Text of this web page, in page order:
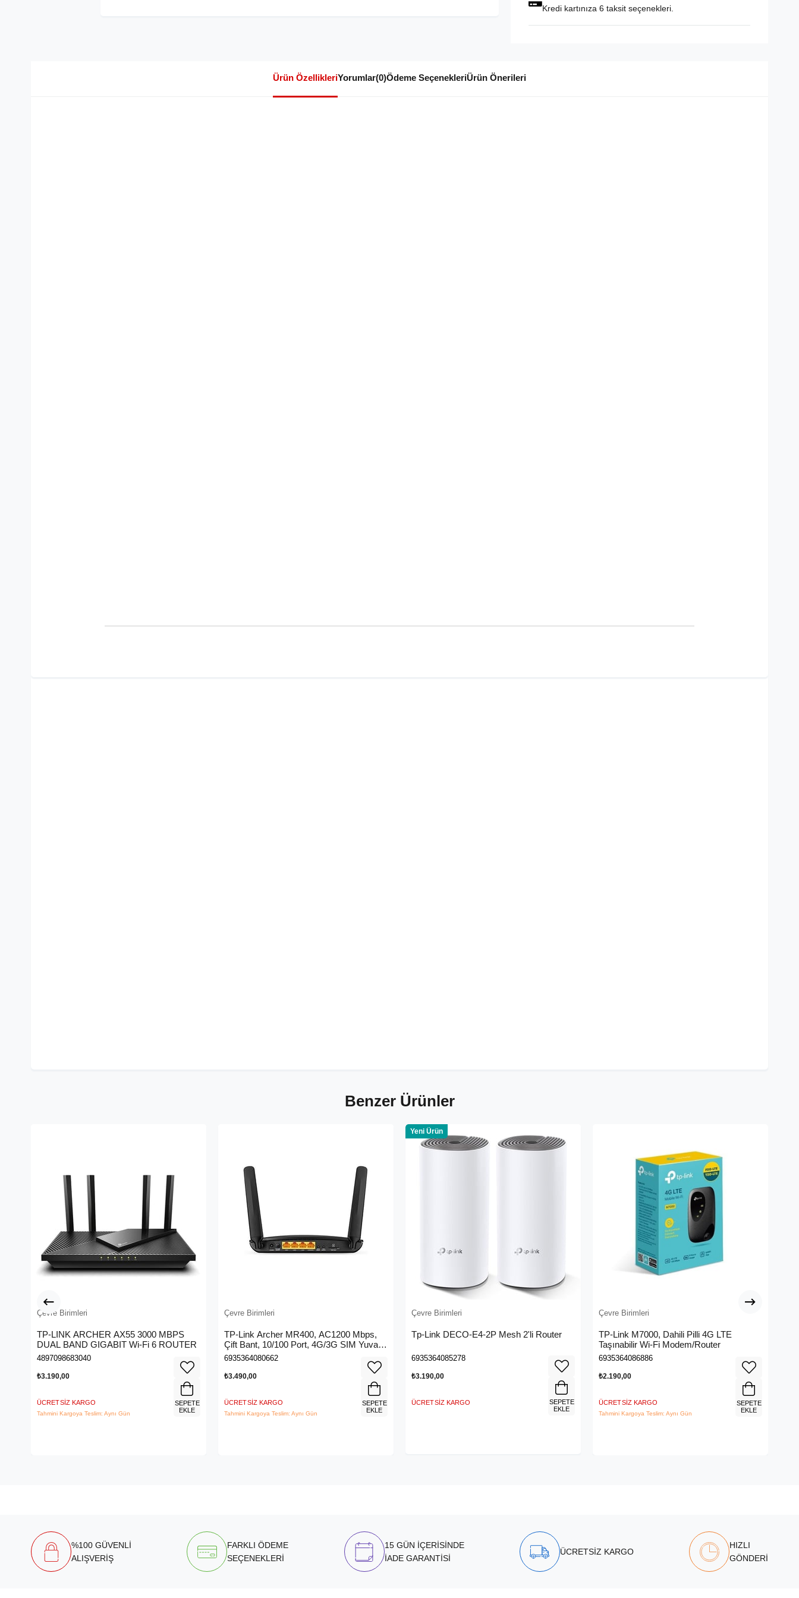
Kredi kartınıza 6 taksit seçenekleri.
Ürün ÖzellikleriYorumlar(0)Ödeme SeçenekleriÜrün Önerileri
Benzer Ürünler
Çevre Birimleri
TP-LINK ARCHER AX55 3000 MBPS
DUAL BAND GIGABIT Wi-Fi 6 ROUTER
4897098683040
₺3.190,00
ÜCRETSIZ KARGO
Tahmini Kargoya Teslim: Aynı Gün
SEPETE
EKLE
Çevre Birimleri
TP-Link Archer MR400, AC1200 Mbps,
Çift Bant, 10/100 Port, 4G/3G SIM Yuvası,
Kablosuz 4G LTE Router
6935364080662
₺3.490,00
ÜCRETSIZ KARGO
Tahmini Kargoya Teslim: Aynı Gün
SEPETE
EKLE
Çevre Birimleri
Tp-Link DECO-E4-2P Mesh 2'li Router
6935364085278
₺3.190,00
ÜCRETSIZ KARGO
Yeni Ürün
SEPETE
EKLE
Çevre Birimleri
TP-Link M7000, Dahili Pilli 4G LTE
Taşınabilir Wi-Fi Modem/Router
6935364086886
₺2.190,00
ÜCRETSIZ KARGO
Tahmini Kargoya Teslim: Aynı Gün
SEPETE
EKLE
%100 GÜVENLİ
ALIŞVERİŞ
FARKLI ÖDEME
SEÇENEKLERİ
15 GÜN İÇERİSİNDE
İADE GARANTİSİ
ÜCRETSİZ KARGO
HIZLI
GÖNDERİ